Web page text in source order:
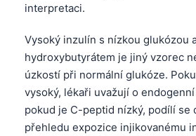
interpretaci.
Vysoký inzulín s nízkou glukózou
hydroxybutyrátem je jiný vzorec
úzkostí při normální glukóze.
vysoký, lékaři uvažují o
pokud je C-peptid nízký, podílí se
přehledu expozice injikovanému